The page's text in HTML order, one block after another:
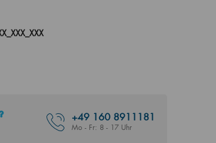
+49 160 8911181
Mo - Fr: 8 - 17 Uhr